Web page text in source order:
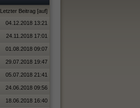
Letzter Beitrag [auf]
04.12.2018 13:21
24.11.2018 17:01
01.08.2018 09:07
29.07.2018 19:47
05.07.2018 21:41
24.06.2018 09:56
18.06.2018 16:40